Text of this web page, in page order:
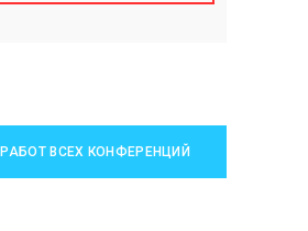
ВСЕХ КОНФЕРЕНЦИЙ